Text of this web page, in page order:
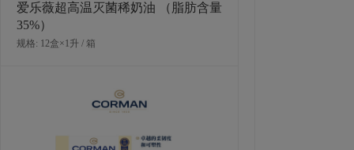
欧福巴氏杀菌蛋白液（北区可售）
规格: 12盒×970克 / 箱
爱乐薇超高温灭菌稀奶油 （脂肪含量
35%）
规格: 12盒×1升 / 箱